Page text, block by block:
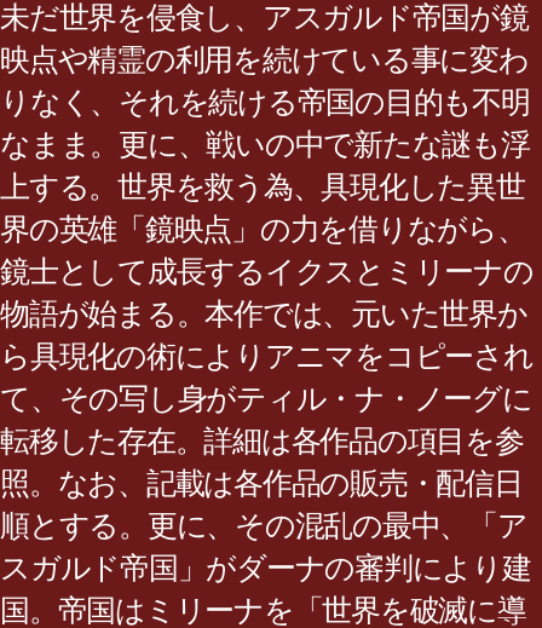
未だ世界を侵食し、アスガルド帝国が鏡
映点や精霊の利用を続けている事に変わ
りなく、それを続ける帝国の目的も不明
なまま。更に、戦いの中で新たな謎も浮
上する。世界を救う為、具現化した異世
界の英雄「鏡映点」の力を借りながら、
鏡士として成長するイクスとミリーナの
物語が始まる。本作では、元いた世界か
ら具現化の術によりアニマをコピーされ
て、その写し身がティル・ナ・ノーグに
転移した存在。詳細は各作品の項目を参
照。なお、記載は各作品の販売・配信日
順とする。更に、その混乱の最中、「ア
スガルド帝国」がダーナの審判により建
国。帝国はミリーナを「世界を破滅に導